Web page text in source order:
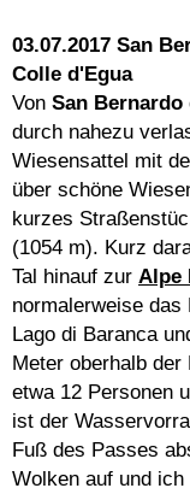
03.07.2017 San
Colle d'Egua
Von San Bernardo
durch nahezu
Wiesensattel mit
über schöne
kurzes
(1054 m). Kurz
Tal hinauf zur Alpe
normalerweise
Lago di Baranca
Meter oberhalb
etwa 12 Personen
ist der
Fuß des Passes
Wolken auf und